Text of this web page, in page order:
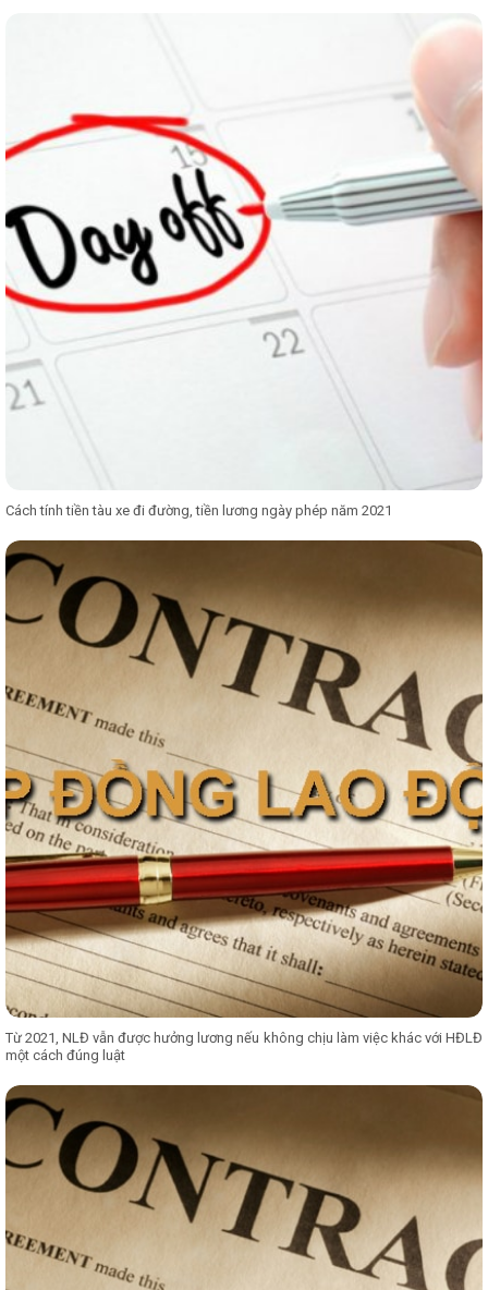
Cách tính tiền tàu xe đi đường, tiền lương ngày phép năm 2021
Từ 2021, NLĐ vẫn được hưởng lương nếu không chịu làm việc khác với HĐLĐ
một cách đúng luật